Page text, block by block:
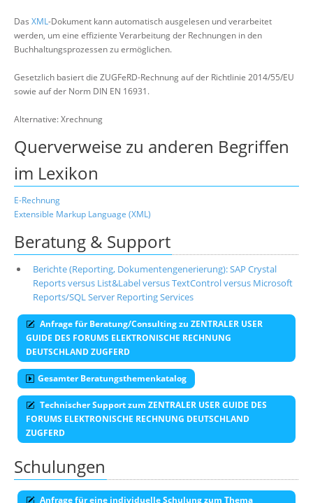
Das XML-Dokument kann automatisch ausgelesen und verarbeitet
werden, um eine effiziente Verarbeitung der Rechnungen in den
Buchhaltungsprozessen zu ermöglichen.
Gesetzlich basiert die ZUGFeRD-Rechnung auf der Richtlinie 2014/55/EU
sowie auf der Norm DIN EN 16931.
Alternative: Xrechnung
Querverweise zu anderen Begriffen
im Lexikon
E-Rechnung
Extensible Markup Language (XML)
Beratung & Support
Berichte (Reporting, Dokumentengenerierung): SAP Crystal
Reports versus List&Label versus TextControl versus Microsoft
Reports/SQL Server Reporting Services
Anfrage für Beratung/Consulting zu ZENTRALER USER
GUIDE DES FORUMS ELEKTRONISCHE RECHNUNG
DEUTSCHLAND ZUGFERD
Gesamter Beratungsthemenkatalog
Technischer Support zum ZENTRALER USER GUIDE DES
FORUMS ELEKTRONISCHE RECHNUNG DEUTSCHLAND
ZUGFERD
Schulungen
Anfrage für eine individuelle Schulung zum Thema